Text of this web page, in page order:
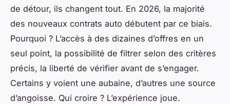
de détour, ils changent tout. En 2026, la majorité
des nouveaux contrats auto débutent par ce biais.
Pourquoi ? L’accès à des dizaines d’offres en un
seul point, la possibilité de filtrer selon des critères
précis, la liberté de vérifier avant de s’engager.
Certains y voient une aubaine, d’autres une source
d’angoisse. Qui croire ? L’expérience joue.